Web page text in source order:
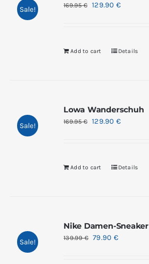
Sale! 169.95€ 129.90 €
Add to cart Details
Sale!
Lowa Wanderschuh
169.95€ 129.90 €
Add to cart Details
Sale!
Nike Damen-Sneaker
139.99€ 79.90 €